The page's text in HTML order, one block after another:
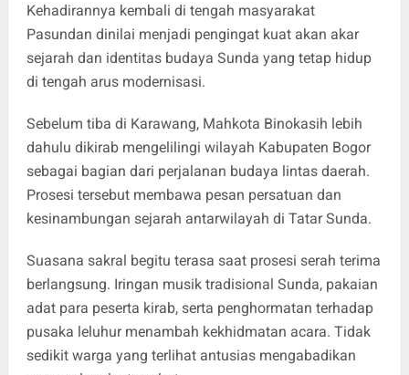
Kehadirannya kembali di tengah masyarakat
Pasundan dinilai menjadi pengingat kuat akan akar
sejarah dan identitas budaya Sunda yang tetap hidup
di tengah arus modernisasi.
Sebelum tiba di Karawang, Mahkota Binokasih lebih
dahulu dikirab mengelilingi wilayah Kabupaten Bogor
sebagai bagian dari perjalanan budaya lintas daerah.
Prosesi tersebut membawa pesan persatuan dan
kesinambungan sejarah antarwilayah di Tatar Sunda.
Suasana sakral begitu terasa saat prosesi serah terima
berlangsung. Iringan musik tradisional Sunda, pakaian
adat para peserta kirab, serta penghormatan terhadap
pusaka leluhur menambah kekhidmatan acara. Tidak
sedikit warga yang terlihat antusias mengabadikan